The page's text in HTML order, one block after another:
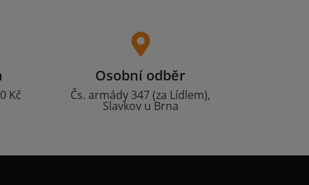
Kč
Osobní odběr
Čs. armády 347 (za Lídlem),
Slavkov u Brna